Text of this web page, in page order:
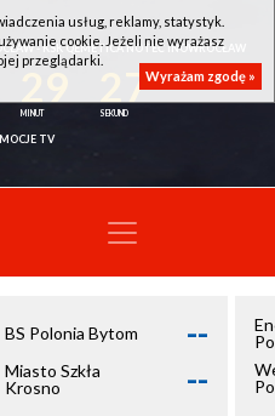
- KSK QEMETICA NOTEĆ INOWROCŁAW
27
TV
BS Polonia Bytom --
Miasto Szkła
Krosno
--
usług, reklamy, statystyk.
cookie. Jeżeli nie wyrażasz
przeglądarki.
Wyrażam zgodę »